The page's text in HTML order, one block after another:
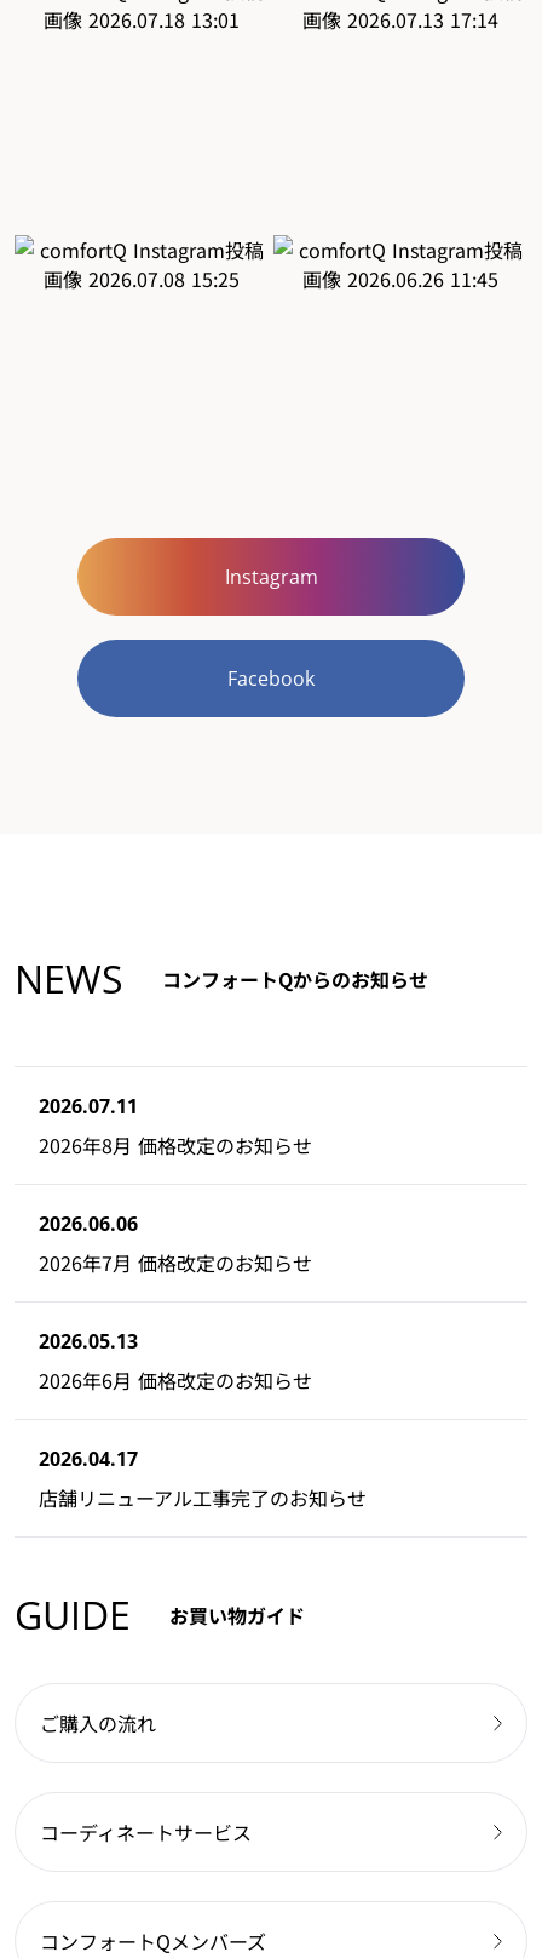
Instagram
Facebook
NEWS コンフォートQからのお知らせ
2026.07.11
2026年8月 価格改定のお知らせ
2026.06.06
2026年7月 価格改定のお知らせ
2026.05.13
2026年6月 価格改定のお知らせ
2026.04.17
店舗リニューアル工事完了のお知らせ
GUIDE お買い物ガイド
ご購入の流れ
コーディネートサービス
コンフォートQメンバーズ